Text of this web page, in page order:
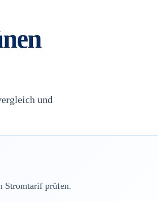
und
Stromtarif prüfen.